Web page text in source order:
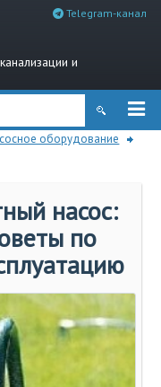
и
Telegram-канал
оборудование
насос:
по